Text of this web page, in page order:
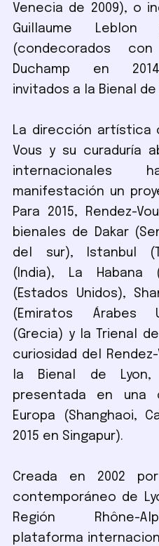
Venecia de 2009), o
Guillaume
(condecorados
Duchamp en
invitados a la Bienal de
La dirección artística
Vous y su curaduría
manifestación un
Para 2015, Rendez-
bienales de Dakar
del sur), Istanbul
(India), La Habana
(Estados Unidos),
(Emiratos Árabes
(Grecia) y la Trienal
curiosidad del
la Bienal de
presentada en una
Europa (Shanghaoi,
2015 en Singapur).
Creada en 2002
contemporáneo de
Región Rhône-
plataforma